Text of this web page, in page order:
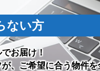
ない方
お届け！
、ご希望に合う物件